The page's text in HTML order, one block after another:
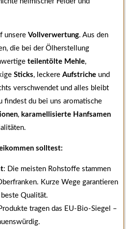
unsere Vollverwertung. Aus den
die bei der Ölherstellung
teilentölte Mehle,
Sticks, leckere Aufstriche und
verschwendet und alles bleibt
findest du bei uns aromatische
, karamellisierte Hanfsamen
solltest:
: Die meisten Rohstoffe stammen
Kurze Wege garantieren
beste Qualität.
tragen das EU-Bio-Siegel –